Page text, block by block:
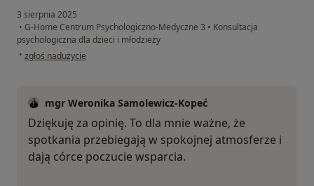
3 sierpnia 2025
• G-Home Centrum Psychologiczno-Medyczne 3 • Konsultacja
psychologiczna dla dzieci i młodzieży
• w opinii użytkownika Marta
zgłoś nadużycie
mgr Weronika Samolewicz-Kopeć
Dziękuję za opinię. To dla mnie ważne, że
spotkania przebiegają w spokojnej atmosferze i
dają córce poczucie wsparcia.